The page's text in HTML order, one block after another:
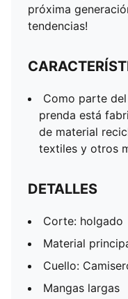
próxima
tendencias!
Como parte del
prenda está
de material
textiles y otros
DETALLES
Corte: holgado
Material
Cuello:
Mangas largas